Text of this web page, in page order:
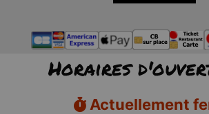
Horaires
Actuellement